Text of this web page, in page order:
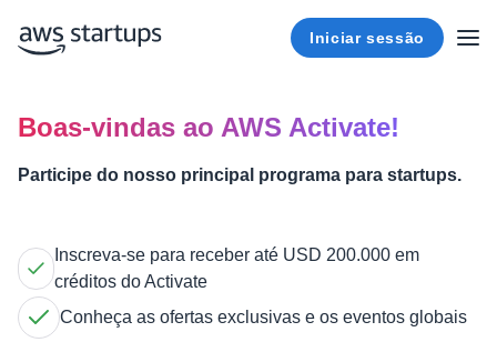
Iniciar sessão
Boas-vindas ao AWS Activate!
Participe do nosso principal programa para startups.
Inscreva-se para receber até USD 200.000 em
créditos do Activate
Conheça as ofertas exclusivas e os eventos globais